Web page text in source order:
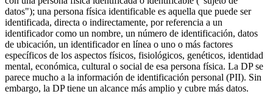
datos"); una persona física identificable es aquella que puede ser
identificada, directa o indirectamente, por referencia a un
identificador como un nombre, un número de identificación, datos
de ubicación, un identificador en línea o uno o más factores
específicos de los aspectos físicos, fisiológicos, genéticos, identidad
mental, económica, cultural o social de esa persona física. La DP se
parece mucho a la información de identificación personal (PII). Sin
embargo, la DP tiene un alcance más amplio y cubre más datos.